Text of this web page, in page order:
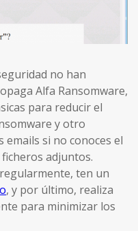
no han
Alfa Ransomware,
para reducir el
y otro
emails si no conoces el
adjuntos.
ten un
, y por último, realiza
para minimizar los